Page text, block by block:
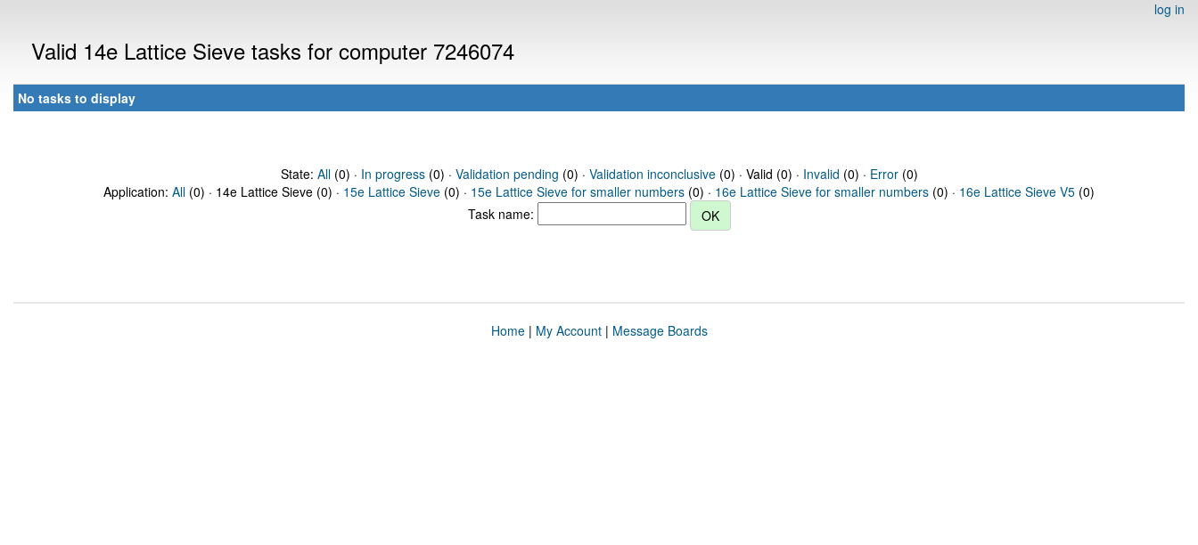
log in
Valid 14e Lattice Sieve tasks for computer 7246074
No tasks to display
State: All(0) · In progress(0) · Validation pending (0) · Validation inconclusive(0) · Valid (0) · Invalid (0) · Error(0)
Application: All (0) · 14e Lattice Sieve (0) · 15e Lattice Sieve (0) · 15e Lattice Sieve for smaller numbers (0) · 16e Lattice Sieve for smaller numbers (0) · 16e Lattice Sieve V5 (0)
Task name:
Home| My Account| Message Boards